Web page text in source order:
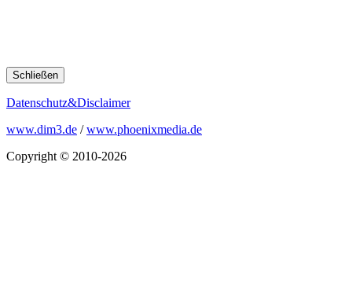
Schließen
Datenschutz&Disclaimer
www.dim3.de /www.phoenixmedia.de
Copyright © 2010-2026